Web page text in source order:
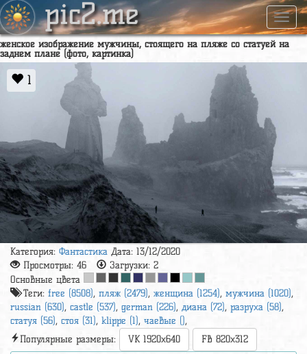
pic2.me
женское изображение мужчины, стоящего на пляже со статуей на
заднем плане (фото, картинка)
1
Категория: Фантастика Дата: 13/12/2020
Просмотры: 46 Загрузки: 2
Основные цвета
Теги: free (8508), пляж (2479), женщина (1254), мужчина (1020),
russian (630), castle (537), german (226), диана (72), разруха (58),
статуя (56), стоя (31), klippe (1), чаевые (),
Популярные размеры:
VK 1920x640 FB 820x312